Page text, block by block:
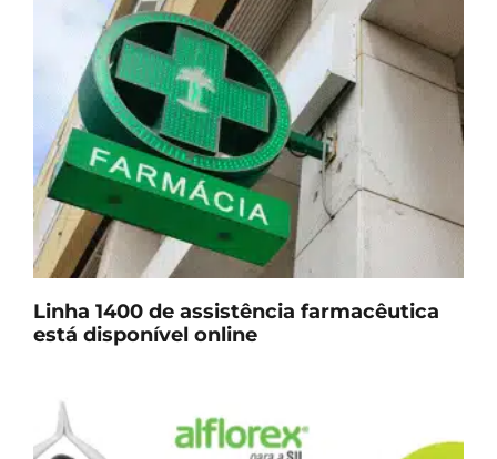
Linha 1400 de assistência farmacêutica
está disponível online